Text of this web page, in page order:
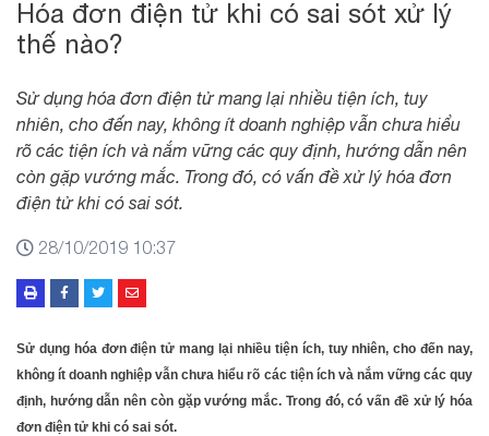
Hóa đơn điện tử khi có sai sót xử lý
thế nào?
Sử dụng hóa đơn điện tử mang lại nhiều tiện ích, tuy
nhiên, cho đến nay, không ít doanh nghiệp vẫn chưa hiểu
rõ các tiện ích và nắm vững các quy định, hướng dẫn nên
còn gặp vướng mắc. Trong đó, có vấn đề xử lý hóa đơn
điện tử khi có sai sót.
28/10/2019 10:37
Sử dụng hóa đơn điện tử mang lại nhiều tiện ích, tuy nhiên, cho đến nay,
không ít doanh nghiệp vẫn chưa hiểu rõ các tiện ích và nắm vững các quy
định, hướng dẫn nên còn gặp vướng mắc. Trong đó, có vấn đề xử lý hóa
đơn điện tử khi có sai sót.